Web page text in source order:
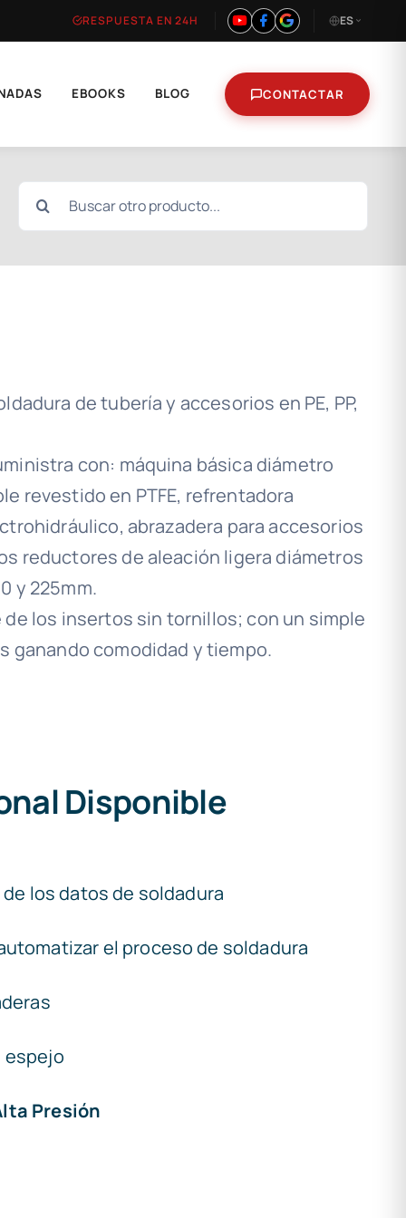
RESPUESTA EN 24H ES
EBOOKS BLOG CONTACTAR
Buscar:
de tubería y accesorios en PE, PP,
con: máquina básica diámetro
revestido en PTFE, refrentadora
abrazadera para accesorios
reductores de aleación ligera diámetros
y 225mm.
los insertos sin tornillos; con un simple
ganando comodidad y tiempo.
Disponible
los datos de soldadura
el proceso de soldadura
espejo
Presión